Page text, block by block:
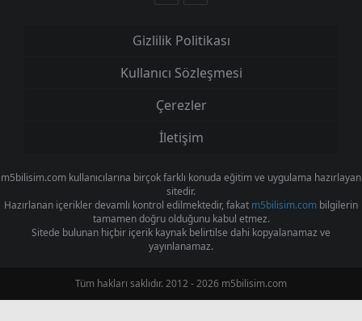
Gizlilik Politikası
Kullanıcı Sözleşmesi
Çerezler
İletişim
m5bilisim.com kullanıcılarına birçok farklı konuda eğitim ve uygulama hazırlayan
sitedir.
Hazırlanan içerikler devamlı kontrol edilmektedir, fakat m5bilisim.com bilgilerin
tamamen doğru olduğunu kabul etmez.
Sitede bulunan hiçbir içerik kaynak belirtilse dahi kopyalanamaz ve
yayınlanamaz.
Tüm hakları saklıdır. 2012 - 2026 m5bilisim.com